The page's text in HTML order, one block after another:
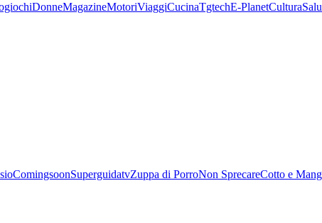
DonneMagazineMotoriViaggiCucinaTgtechE-PlanetCultura
ComingsoonSuperguidatvZuppa di PorroNon SprecareCotto e